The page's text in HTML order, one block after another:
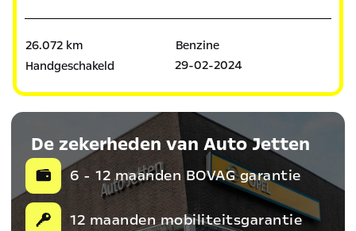
26.072 km
Benzine
Handgeschakeld
29-02-2024
De zekerheden van Auto Jetten
6 - 12 maanden BOVAG garantie
12 maanden mobiliteitsgarantie